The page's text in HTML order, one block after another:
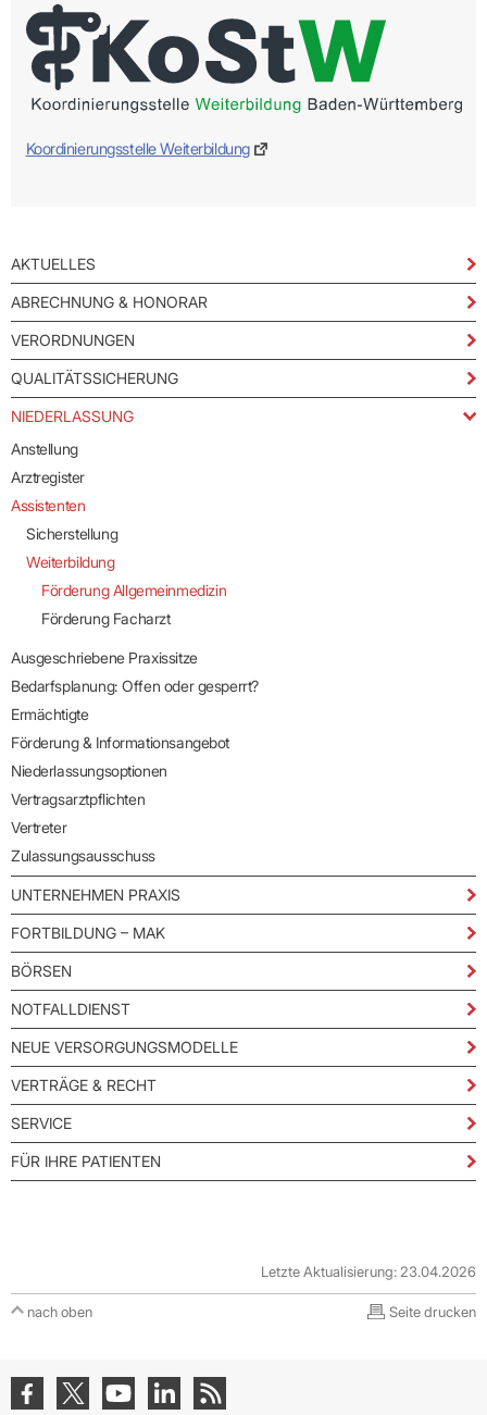
AKTUELLES
ABRECHNUNG & HONORAR
VERORDNUNGEN
QUALITÄTSSICHERUNG
NIEDERLASSUNG
Anstellung
Arztregister
Assistenten
Sicherstellung
Weiterbildung
Förderung Allgemeinmedizin
Förderung Facharzt
Ausgeschriebene Praxissitze
Bedarfsplanung: Offen oder gesperrt?
Ermächtigte
Förderung & Informationsangebot
Niederlassungsoptionen
Vertragsarztpflichten
Vertreter
Zulassungsausschuss
UNTERNEHMEN PRAXIS
FORTBILDUNG – MAK
BÖRSEN
NOTFALLDIENST
NEUE VERSORGUNGSMODELLE
VERTRÄGE & RECHT
SERVICE
FÜR IHRE PATIENTEN
Koordinierungsstelle Weiterbildung
Letzte Aktualisierung: 23.04.2026
nach oben Seite drucken